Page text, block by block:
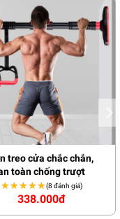
treo cửa chắc chắn,
toàn chống trượt
★★★★★
★★★★★(8 đánh giá)
338.000đ